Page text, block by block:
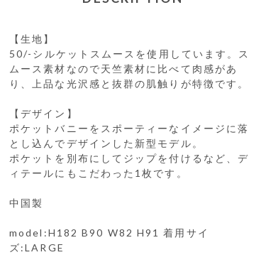
【生地】
50/-シルケットスムースを使用しています。ス
ムース素材なので天竺素材に比べて肉感があ
り、上品な光沢感と抜群の肌触りが特徴です。
【デザイン】
ポケットバニーをスポーティーなイメージに落
とし込んでデザインした新型モデル。
ポケットを別布にしてジップを付けるなど、デ
ィテールにもこだわった1枚です。
中国製
model:H182 B90 W82 H91 着用サイ
ズ:LARGE